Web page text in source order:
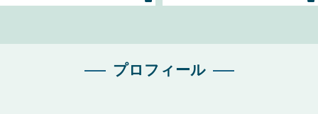
プロフィール